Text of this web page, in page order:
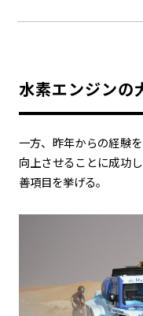
水素エンジンの
一方、昨年からの経験
向上させることに成功
善項目を挙げる。